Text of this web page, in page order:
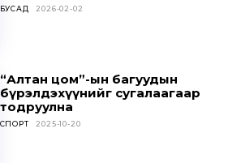
БУСАД 2026-02-02
“Алтан цом”-ын багуудын
бүрэлдэхүүнийг сугалаагаар
тодруулна
СПОРТ 2025-10-20